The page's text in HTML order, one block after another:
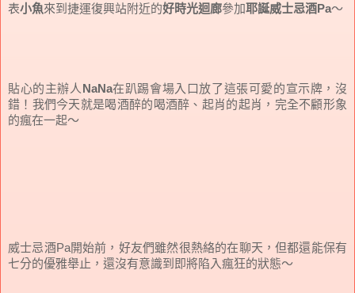
表小魚來到捷運復興站附近的好時光迴廊參加耶誕威士忌酒Pa～
貼心的主辦人 NaNa在趴踢會場入口放了這張可愛的宣示牌，沒
錯！我們今天就是喝酒醉的喝酒醉、起肖的起肖，完全不顧形象
的瘋在一起～
威士忌酒Pa開始前，好友們雖然很熱絡的在聊天，但都還能保有
七分的優雅舉止，還沒有意識到即將陷入瘋狂的狀態～